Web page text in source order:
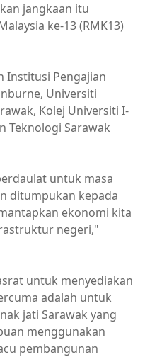
jangkaan itu
ke-13 (RMK13)
Institusi Pengajian
Universiti
Kolej Universiti I-
Teknologi Sarawak
untuk masa
ditumpukan kepada
ekonomi kita
negeri,"
untuk menyediakan
adalah untuk
jati Sarawak yang
menggunakan
pembangunan